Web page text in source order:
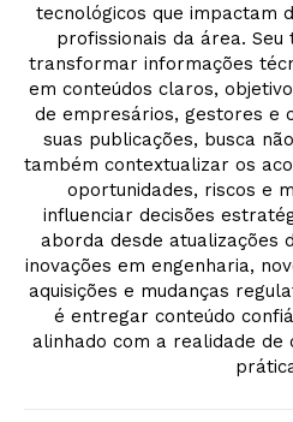
tecnológicos que impactam
profissionais da área.
transformar informações
em conteúdos claros,
de empresários, gestores e
suas publicações, busca
também contextualizar os
oportunidades, riscos e
influenciar decisões
aborda desde atualizações
inovações em engenharia,
aquisições e mudanças
é entregar conteúdo
alinhado com a realidade de